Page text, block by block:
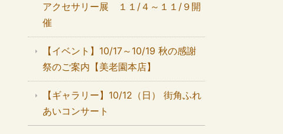
アクセサリー展 １１/４～１１/９開
催
【イベント】10/17～10/19 秋の感謝
祭のご案内【美老園本店】
【ギャラリー】10/12（日） 街角ふれ
あいコンサート